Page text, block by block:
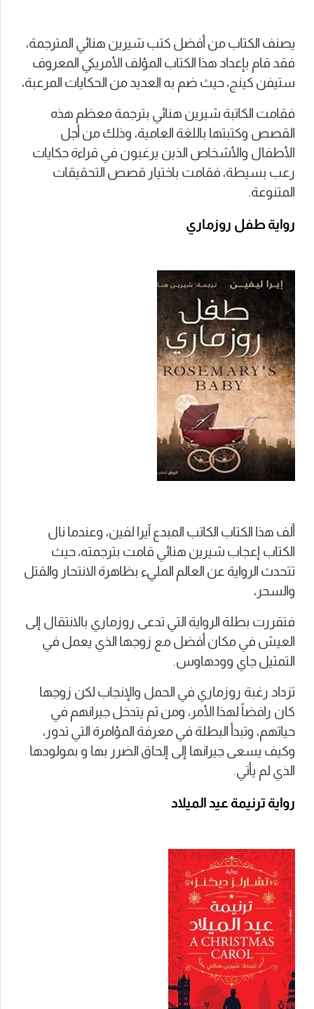
يصنف الكتاب من أفضل كتب شيرين هنائي المترجمة،
فقد قام بإعداد هذا الكتاب المؤلف الأمريكي المعروف
ستيفن كينج، حيث ضم به العديد من الحكايات المرعبة،
فقامت الكاتبة شيرين هنائي بترجمة معظم هذه
القصص وكتبتها باللغة العامية، وذلك من أجل
الأطفال والأشخاص الذين يرغبون في قراءة حكايات
رعب بسيطة، فقامت باختيار قصص التحقيقات
المتنوعة.
رواية طفل روزماري
ألف هذا الكتاب الكاتب المبدع آيرا لفين، وعندما نال
الكتاب إعجاب شيرين هنائي قامت بترجمته، حيث
تتحدث الرواية عن العالم المليء بظاهرة الانتحار والقتل
والسحر،
فتقررت بطلة الرواية التي تدعى روزماري بالانتقال إلى
العيش في مكان أفضل مع زوجها الذي يعمل في
التمثيل جاي وودهاوس.
تزداد رغبة روزماري في الحمل والإنجاب لكن زوجها
كان رافضاً لهذا الأمر، ومن ثم يتدخل جيرانهم في
حياتهم، وتبدأ البطلة في معرفة المؤامرة التي تدور،
وكيف يسعى جيرانها إلى إلحاق الضرر بها و بمولودها
الذي لم يأتي.
رواية ترنيمة عيد الميلاد